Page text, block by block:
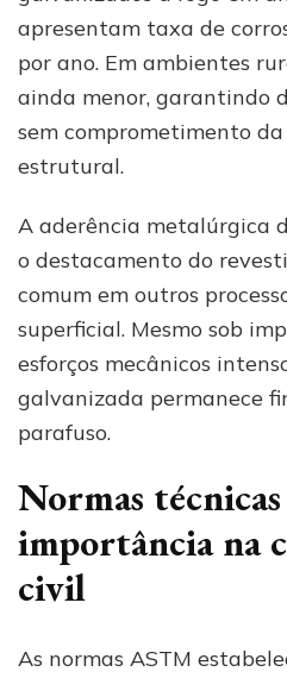
apresentam taxa de
por ano. Em ambientes
ainda menor, garantindo
sem comprometimento
estrutural.
A aderência metalúrgica
o destacamento do
comum em outros
superficial. Mesmo sob
esforços mecânicos
galvanizada permanece
parafuso.
Normas
importância na
civil
As normas ASTM